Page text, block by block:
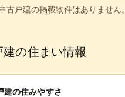
古戸建の掲載物件はありません。
建の住まい情報
建の住みやすさ